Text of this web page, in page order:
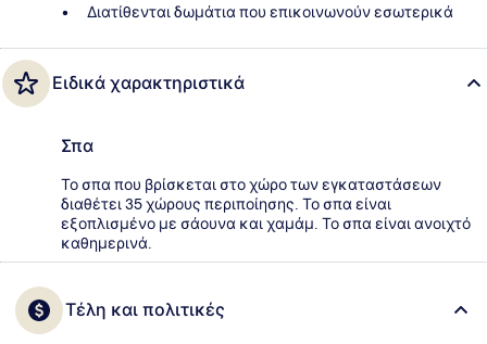
Διατίθενται δωμάτια που επικοινωνούν εσωτερικά
Ειδικά χαρακτηριστικά
Σπα
Το σπα που βρίσκεται στο χώρο των εγκαταστάσεων
διαθέτει 35 χώρους περιποίησης. Το σπα είναι
εξοπλισμένο με σάουνα και χαμάμ. Το σπα είναι ανοιχτό
καθημερινά.
Τέλη και πολιτικές